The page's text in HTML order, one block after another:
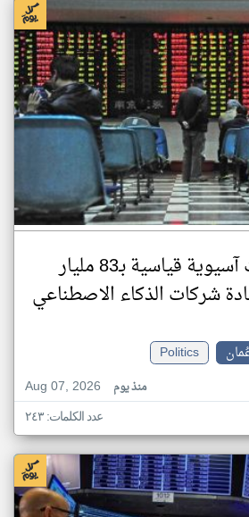
طروحات آسيوية قياسية بـ83 مليار
شركات الذكاء الاصطناعي
Politics
Aug 07, 2026
منذ يوم
عدد الكلمات: ٢٤٣